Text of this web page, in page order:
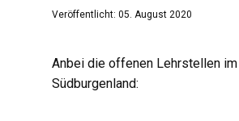
Veröffentlicht: 05. August 2020
Anbei die offenen Lehrstellen im
Südburgenland: